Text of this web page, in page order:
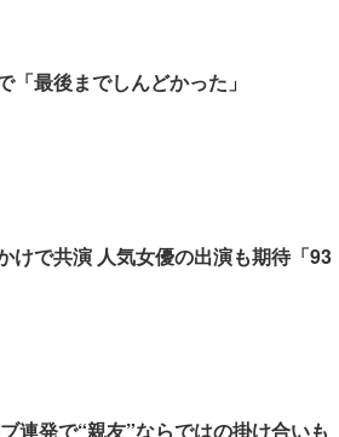
最後までしんどかった」
けで共演 人気女優の出演も期待「93
連発で“親友”ならではの掛け合いも